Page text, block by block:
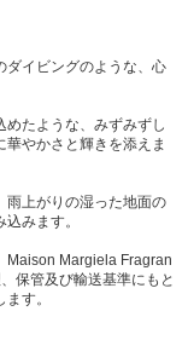
ダイビングのような、心
たような、みずみずし
やかさと輝きを添えま
雨上がりの湿った地面の
みます。
Maison Margiela Fragran
保管及び輸送基準にもと
す。